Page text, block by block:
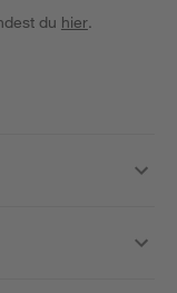
du hier.